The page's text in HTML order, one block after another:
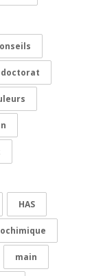
doctorat
HAS
main